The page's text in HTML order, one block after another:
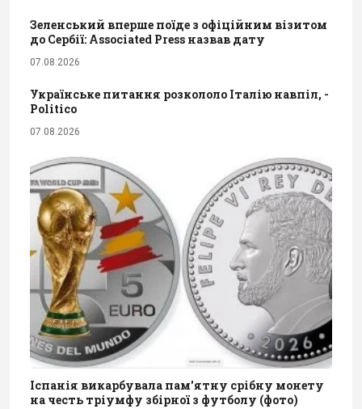
Зеленський вперше поїде з офіційним візитом
до Сербії: Associated Press назвав дату
07.08.2026
Українське питання розкололо Італію навпіл, -
Politico
07.08.2026
Іспанія викарбувала пам'ятну срібну монету
на честь тріумфу збірної з футболу (фото)